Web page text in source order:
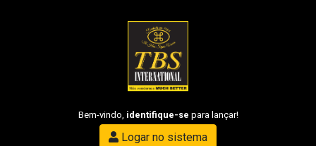
Bem-vindo, identifique-se para lançar!
Logar no sistema